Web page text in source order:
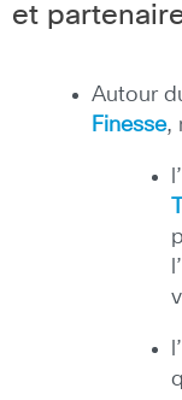
et
Autour
Finesse,
l’